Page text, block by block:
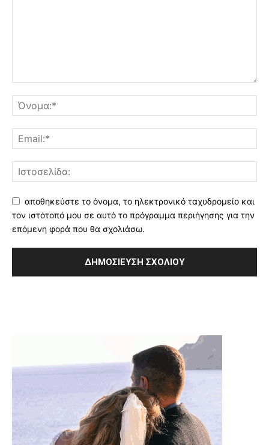
αποθηκεύστε το όνομα, το ηλεκτρονικό ταχυδρομείο και
τον ιστότοπό μου σε αυτό το πρόγραμμα περιήγησης για την
επόμενη φορά που θα σχολιάσω.